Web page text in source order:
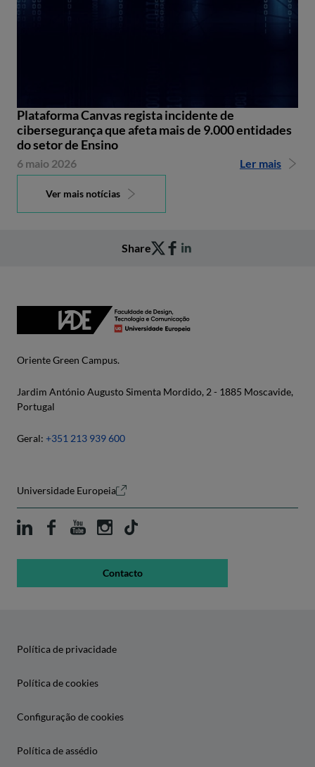
Plataforma Canvas regista incidente de
cibersegurança que afeta mais de 9.000 entidades
do setor de Ensino
6 maio 2026 Ler mais
Ver mais notícias
Share
Oriente Green Campus.
Jardim António Augusto Simenta Mordido, 2 - 1885 Moscavide,
Portugal
Geral: +351 213 939 600
Universidade Europeia
Contacto
Política de privacidade
Política de cookies
Configuração de cookies
Política de assédio